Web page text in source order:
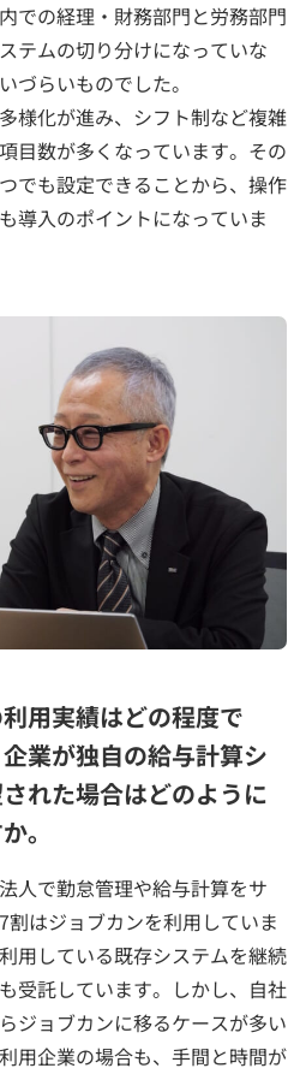
での経理・財務部門と労務部門
テムの切り分けになっていな
づらいものでした。
様化が進み、シフト制など複雑
目数が多くなっています。その
でも設定できることから、操作
導入のポイントになっていま
利用実績はどの程度で
業が独自の給与計算シ
れた場合はどのように
。
人で勤怠管理や給与計算をサ
はジョブカンを利用していま
用している既存システムを継続
受託しています。しかし、自社
ジョブカンに移るケースが多い
用企業の場合も、手間と時間が